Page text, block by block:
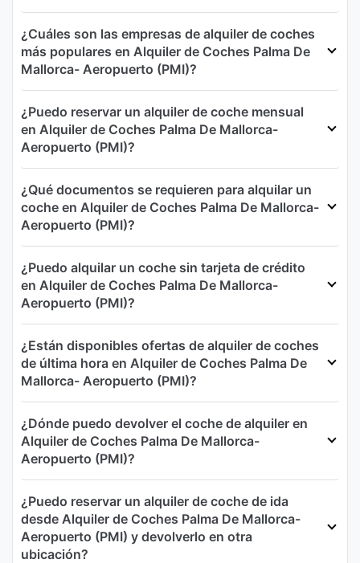
¿Cuáles son las empresas de alquiler de coches
más populares en Alquiler de Coches Palma De
Mallorca- Aeropuerto (PMI)?
¿Puedo reservar un alquiler de coche mensual
en Alquiler de Coches Palma De Mallorca-
Aeropuerto (PMI)?
¿Qué documentos se requieren para alquilar un
coche en Alquiler de Coches Palma De Mallorca-
Aeropuerto (PMI)?
¿Puedo alquilar un coche sin tarjeta de crédito
en Alquiler de Coches Palma De Mallorca-
Aeropuerto (PMI)?
¿Están disponibles ofertas de alquiler de coches
de última hora en Alquiler de Coches Palma De
Mallorca- Aeropuerto (PMI)?
¿Dónde puedo devolver el coche de alquiler en
Alquiler de Coches Palma De Mallorca-
Aeropuerto (PMI)?
¿Puedo reservar un alquiler de coche de ida
desde Alquiler de Coches Palma De Mallorca-
Aeropuerto (PMI) y devolverlo en otra
ubicación?